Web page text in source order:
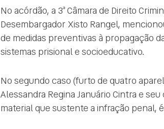
No acórdão, a 3ª Câmara de Direito
Desembargador Xisto Rangel,
de medidas preventivas à propagação
sistemas prisional e socioeducativo.
No segundo caso (furto de quatro
Alessandra Regina Januário Cintra e
material que sustente a infração penal,